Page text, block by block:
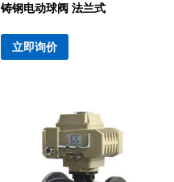
铸钢电动球阀 法兰式
立即询价